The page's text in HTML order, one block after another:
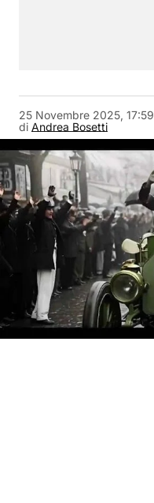
di Andrea Bosetti
25 Novembre 2025, 17:59